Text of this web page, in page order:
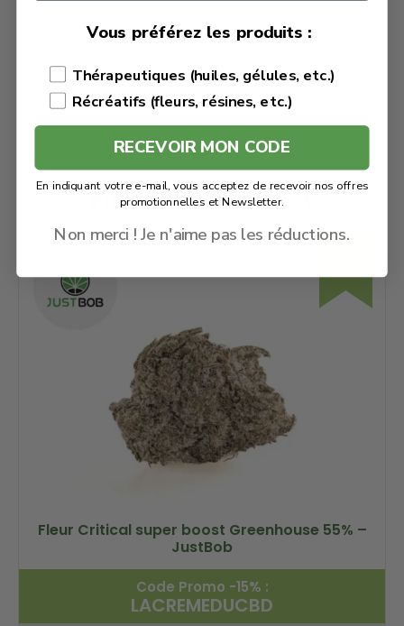
variété de plantes de chanvre sativa bio, qui sont
toutes cultivées dans un environnement naturel.
bénéficier d’un produit sain, exempt de
pesticides et de certains éléments chimiques.
Fleurs de CBD à Brest
Fleur Critical super boost Greenhouse 55% –
JustBob
Code Promo -15% :
LACREMEDUCBD
Vous préférez les produits :
Thérapeutiques (huiles, gélules, etc.)
Récréatifs (fleurs, résines, etc.)
RECEVOIR MON CODE
En indiquant votre e-mail, vous acceptez de recevoir nos offres
promotionnelles et Newsletter.
Non merci ! Je n'aime pas les réductions.